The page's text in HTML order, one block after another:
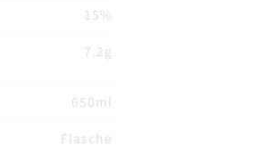
15%
7.2g
650ml
Flasche